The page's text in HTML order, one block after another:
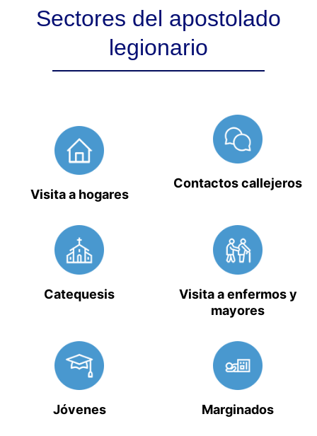
Sectores del apostolado
legionario
Visita a hogares
Contactos callejeros
Catequesis
Visita a enfermos y
mayores
Jóvenes Marginados